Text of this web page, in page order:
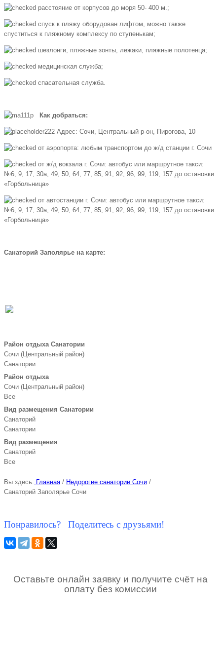
расстояние от корпусов до моря 50- 400 м.;
спуск к пляжу оборудован лифтом, можно также
спуститься к пляжному комплексу по ступенькам;
шезлонги, пляжные зонты, лежаки, пляжные полотенца;
медицинская служба;
спасательная служба.
Как добраться:
Адрес: Сочи, Центральный р-он, Пирогова, 10
от аэропорта: любым транспортом до ж/д станции г. Сочи
от ж/д вокзала г. Сочи: автобус или маршрутное такси:
№6, 9, 17, 30а, 49, 50, 64, 77, 85, 91, 92, 96, 99, 119, 157 до остановки
«Горбольница»
от автостанции г. Сочи: автобус или маршрутное такси:
№6, 9, 17, 30а, 49, 50, 64, 77, 85, 91, 92, 96, 99, 119, 157 до остановки
«Горбольница»
Санаторий Заполярье на карте:
Район отдыха Санатории
Сочи (Центральный район)
Санатории
Район отдыха
Сочи (Центральный район)
Все
Вид размещения Санатории
Санаторий
Санатории
Вид размещения
Санаторий
Все
Вы здесь: Главная / Недорогие санатории Сочи /
Санаторий Заполярье Сочи
Понравилось? Поделитесь с друзьями!
Оставьте онлайн заявку и получите счёт на
оплату без комиссии